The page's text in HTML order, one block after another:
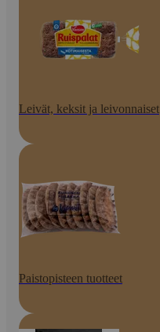
Leivät, keksit ja leivonnaiset
Paistopisteen tuotteet